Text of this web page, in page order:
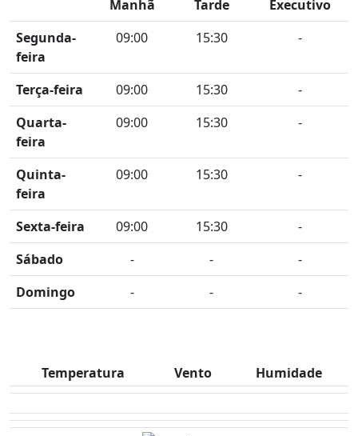
Manhã Tarde
Executivo
Segunda-
feira
09:00 15:30 -
Terça-feira 09:00 15:30
-
Quarta-
feira
09:00 15:30 -
Quinta-
feira
09:00 15:30 -
Sexta-feira 09:00 15:30
-
Sábado
- -
-
Domingo
- - -
Temperatura Vento Humidade